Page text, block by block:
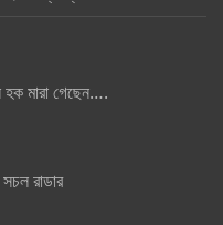
মারা গেছেন….
রাডার